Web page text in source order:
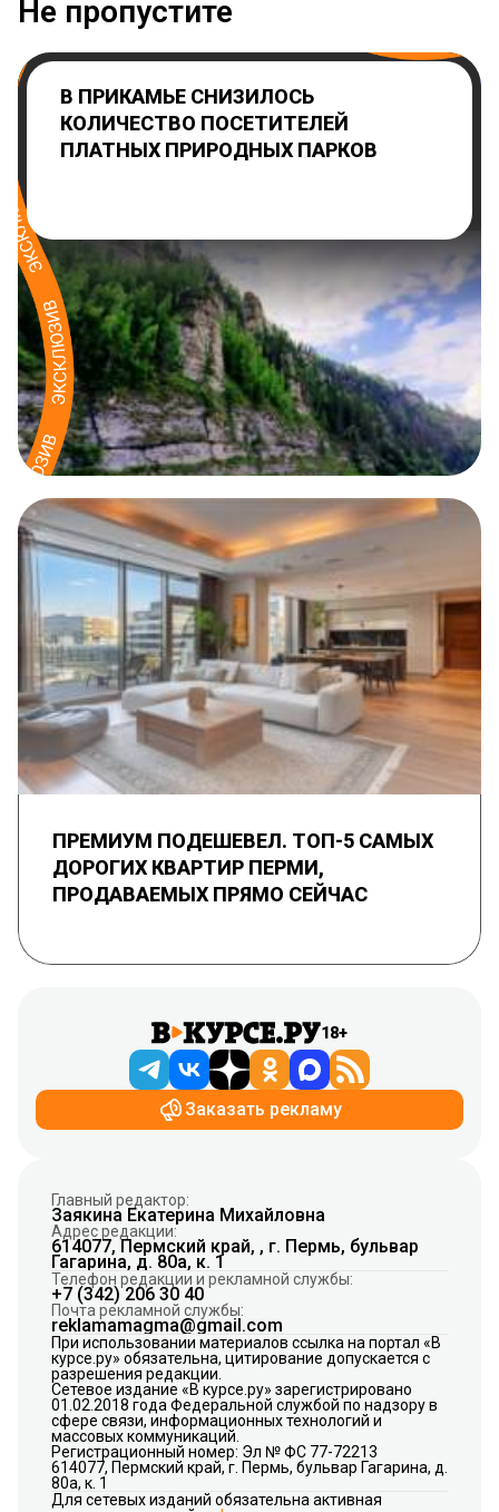
Не пропустите
В ПРИКАМЬЕ СНИЗИЛОСЬ
КОЛИЧЕСТВО ПОСЕТИТЕЛЕЙ
ПЛАТНЫХ ПРИРОДНЫХ ПАРКОВ
ПРЕМИУМ ПОДЕШЕВЕЛ. ТОП-5 САМЫХ
ДОРОГИХ КВАРТИР ПЕРМИ,
ПРОДАВАЕМЫХ ПРЯМО СЕЙЧАС
18+
Заказать рекламу
Главный редактор:
Заякина Екатерина Михайловна
Адрес редакции:
614077, Пермский край, , г. Пермь, бульвар
Гагарина, д. 80а, к. 1
Телефон редакции и рекламной службы:
+7 (342) 206 30 40
Почта рекламной службы:
reklamamagma@gmail.com
При использовании материалов ссылка на портал «В
курсе.ру» обязательна, цитирование допускается с
разрешения редакции.
Сетевое издание «В курсе.ру» зарегистрировано
01.02.2018 года Федеральной службой по надзору в
сфере связи, информационных технологий и
массовых коммуникаций.
Регистрационный номер: Эл № ФС 77-72213
614077, Пермский край, г. Пермь, бульвар Гагарина, д.
80а, к. 1
Для сетевых изданий обязательна активная